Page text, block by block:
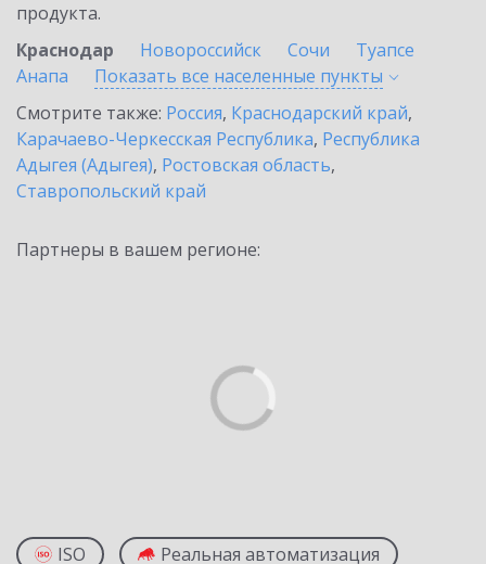
продукта.
Краснодар
Новороссийск Сочи
Туапсе
Анапа
Показать все населенные пункты
Смотрите также: Россия, Краснодарский край,
Карачаево-Черкесская Республика, Республика
Адыгея (Адыгея), Ростовская область,
Ставропольский край
Партнеры в вашем регионе:
ISO Реальная автоматизация